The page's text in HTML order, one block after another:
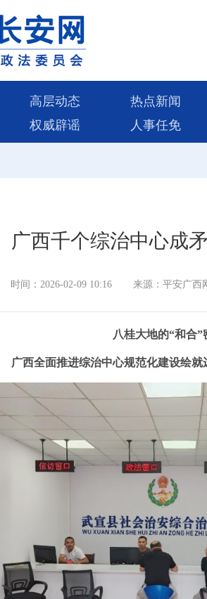
高层动态 热点新闻
权威辟谣 人事任免
广西千个综治中心成
时间：2026-02-09 10:16 来源：平安广西
八桂大地的“和合”
广西全面推进综治中心规范化建设绘